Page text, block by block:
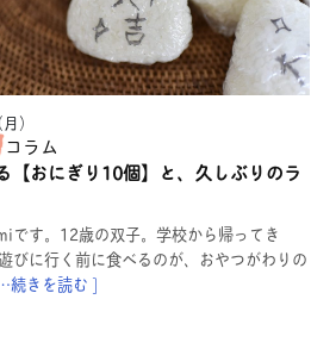
）
コラム
【おにぎり10個】と、久しぶりのラ
です。12歳の双子。学校から帰ってき
びに行く前に食べるのが、おやつがわりの
続きを読む ]